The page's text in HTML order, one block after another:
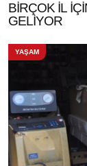
BİRÇOK İL
GELİYOR
YAŞAM